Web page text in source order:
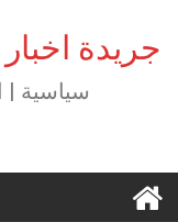
content
جريدة
سياسية |